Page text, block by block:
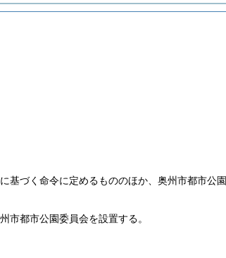
基づく命令に定めるもののほか、奥州市都市公園
市都市公園委員会を設置する。